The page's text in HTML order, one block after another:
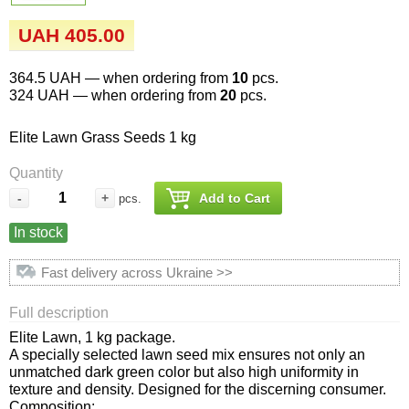
UAH 405.00
364.5 UAH — when ordering from 10 pcs.
324 UAH — when ordering from 20 pcs.
Elite Lawn Grass Seeds 1 kg
Quantity
- + pcs. Add to Cart
In stock
Fast delivery across Ukraine >>
Full description
Elite Lawn, 1 kg package.
A specially selected lawn seed mix ensures not only an
unmatched dark green color but also high uniformity in
texture and density. Designed for the discerning consumer.
Семена перца
Семена петрушки
Семена пряных трав
Семена редьки
Семена салата
Семена сельдерея
Удобрения «Сударушка», «Рязаночка»
100 г
Удобрения «Чистый лист» кристаллические
Удобрения «Чистый лист» в палочках
Опрыскиватели
Горшки для цветов, кашпо
Перчатки
Средства защиты от колорадского жука
Средства защиты от тараканов, прусаков,
Средства защиты от комаров, москитов,
клещей, ос, мошек, слепней